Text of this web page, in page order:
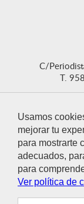
Usamos
mejorar tu
para mostrarte
adecuados,
para
Ver política de
C/
T.